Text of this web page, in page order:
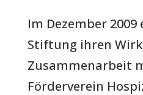
Im Dezember
Stiftung ihren
Zusammenarbeit
Förderverein